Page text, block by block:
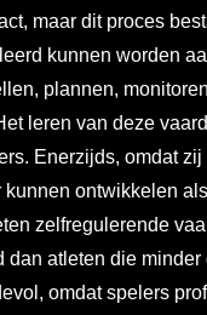
maar dit proces
kunnen worden
plannen,
leren van deze
Enerzijds, omdat
kunnen ontwikkelen
zelfregulerende
dan atleten die minder
omdat spelers